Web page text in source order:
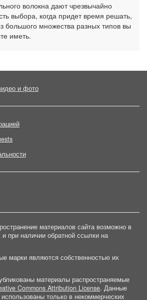
волокна дают чрезвычайно
выбора, когда придет время решать,
большого множества разных типов вы
иметь.
и фото
материалов сайта возможно в
при наличии обратной ссылки на
марки являются собственностью их
материалы распространяемые
Commons Attribution License. Данные
только в некоммерческих